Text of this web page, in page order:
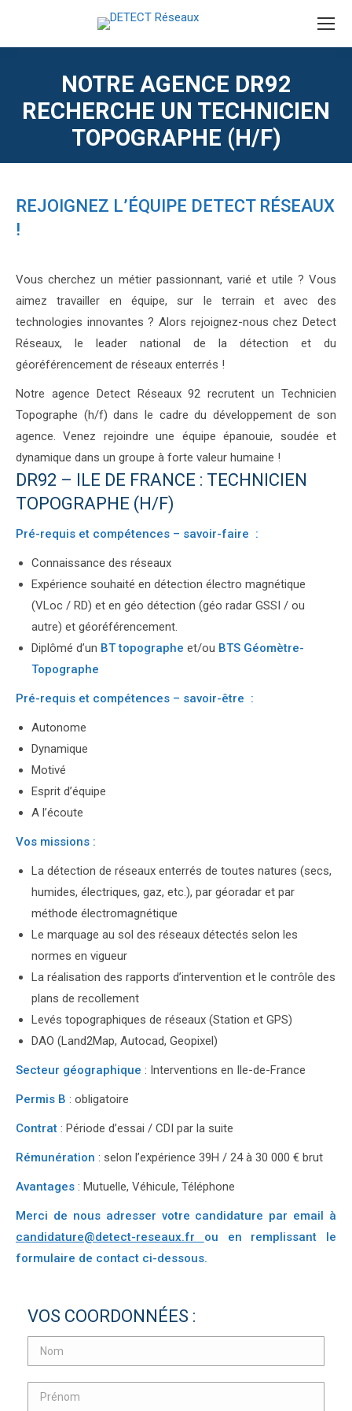
NOTRE AGENCE DR92
RECHERCHE UN TECHNICIEN
TOPOGRAPHE (H/F)
REJOIGNEZ L’ÉQUIPE DETECT RÉSEAUX
!
Vous cherchez un métier passionnant, varié et utile ? Vous
aimez travailler en équipe, sur le terrain et avec des
technologies innovantes ? Alors rejoignez-nous chez Detect
Réseaux, le leader national de la détection et du
géoréférencement de réseaux enterrés !
Notre agence Detect Réseaux 92 recrutent un Technicien
Topographe (h/f) dans le cadre du développement de son
agence. Venez rejoindre une équipe épanouie, soudée et
dynamique dans un groupe à forte valeur humaine !
DR92 – ILE DE FRANCE : TECHNICIEN
TOPOGRAPHE (H/F)
Pré-requis et compétences – savoir-faire :
Connaissance des réseaux
Expérience souhaité en détection électro magnétique
(VLoc / RD) et en géo détection (géo radar GSSI / ou
autre) et géoréférencement.
Diplômé d’un BT topographe et/ou BTS Géomètre-
Topographe
Pré-requis et compétences – savoir-être :
Autonome
Dynamique
Motivé
Esprit d’équipe
A l’écoute
Vos missions :
La détection de réseaux enterrés de toutes natures (secs,
humides, électriques, gaz, etc.), par géoradar et par
méthode électromagnétique
Le marquage au sol des réseaux détectés selon les
normes en vigueur
La réalisation des rapports d’intervention et le contrôle des
plans de recollement
Levés topographiques de réseaux (Station et GPS)
DAO (Land2Map, Autocad, Geopixel)
Secteur géographique : Interventions en Ile-de-France
Permis B : obligatoire
Contrat : Période d’essai / CDI par la suite
Rémunération : selon l’expérience 39H / 24 à 30 000 € brut
Avantages : Mutuelle, Véhicule, Téléphone
Merci de nous adresser votre candidature par email à
candidature@detect-reseaux.fr ou en remplissant le
formulaire de contact ci-dessous.
VOS COORDONNÉES :